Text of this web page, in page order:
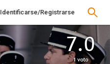
Identificarse/Registrarse
7.0
1 voto